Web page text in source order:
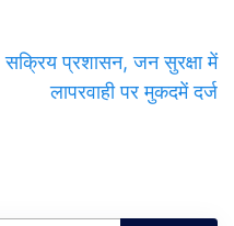
सक्रिय प्रशासन, जन सुरक्षा में
लापरवाही पर मुकदमें दर्ज